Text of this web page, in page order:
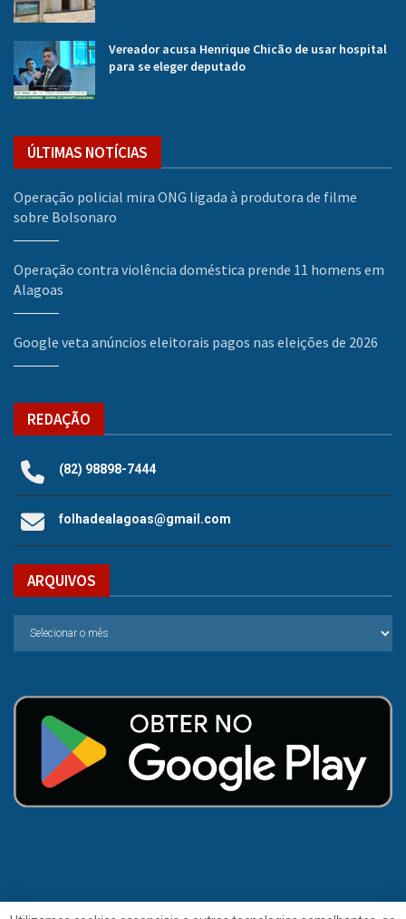
Vereador acusa Henrique Chicão de usar hospital
para se eleger deputado
ÚLTIMAS NOTÍCIAS
Operação policial mira ONG ligada à produtora de filme
sobre Bolsonaro
Operação contra violência doméstica prende 11 homens em
Alagoas
Google veta anúncios eleitorais pagos nas eleições de 2026
REDAÇÃO
(82) 98898-7444
folhadealagoas@gmail.com
ARQUIVOS